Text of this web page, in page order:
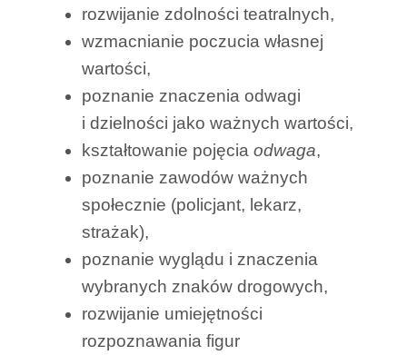
rozwijanie zdolności teatralnych,
wzmacnianie poczucia własnej
wartości,
poznanie znaczenia odwagi
i dzielności jako ważnych wartości,
kształtowanie pojęcia odwaga,
poznanie zawodów ważnych
społecznie (policjant, lekarz,
strażak),
poznanie wyglądu i znaczenia
wybranych znaków drogowych,
rozwijanie umiejętności
rozpoznawania figur